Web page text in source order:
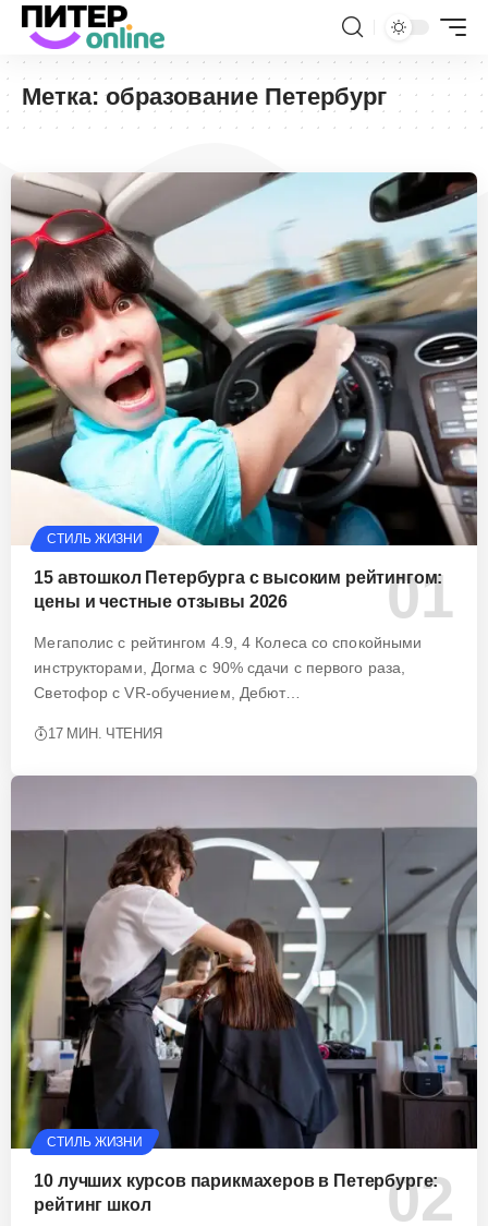
Метка:образование Петербург
СТИЛЬ ЖИЗНИ
15 автошкол Петербурга с высоким рейтингом:
цены и честные отзывы 2026
Мегаполис с рейтингом 4.9, 4 Колеса со спокойными
инструкторами, Догма с 90% сдачи с первого раза,
Светофор с VR-обучением, Дебют…
17 МИН. ЧТЕНИЯ
СТИЛЬ ЖИЗНИ
10 лучших курсов парикмахеров в Петербурге:
рейтинг школ